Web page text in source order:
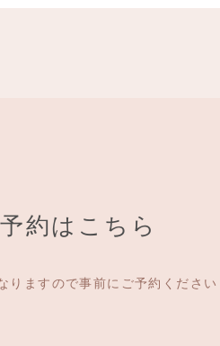
約はこちら
りますので事前にご予約ください